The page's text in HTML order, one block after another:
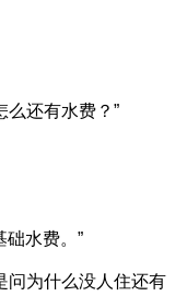
么还有水费？”
础水费。”
问为什么没人住还有